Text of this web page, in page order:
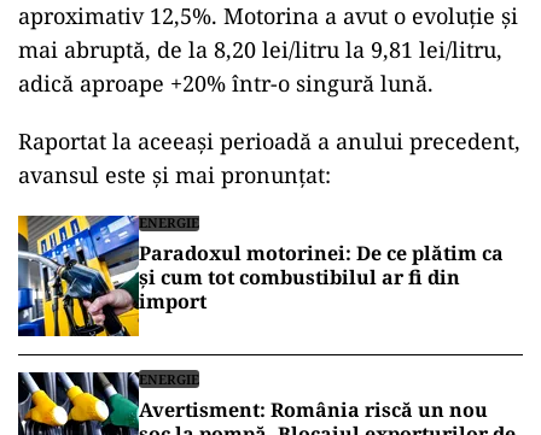
aproximativ 12,5%. Motorina a avut o evoluție și
mai abruptă, de la 8,20 lei/litru la 9,81 lei/litru,
adică aproape +20% într-o singură lună.
Raportat la aceeași perioadă a anului precedent,
avansul este și mai pronunțat:
ENERGIE
Paradoxul motorinei: De ce plătim ca
și cum tot combustibilul ar fi din
import
ENERGIE
Avertisment: România riscă un nou